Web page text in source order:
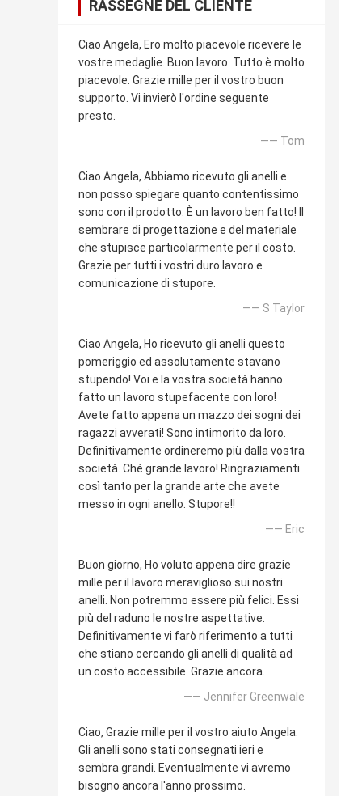
RASSEGNE DEL CLIENTE
Ciao Angela, Ero molto piacevole ricevere le
vostre medaglie. Buon lavoro. Tutto è molto
piacevole. Grazie mille per il vostro buon
supporto. Vi invierò l'ordine seguente
presto.
—— Tom
Ciao Angela, Abbiamo ricevuto gli anelli e
non posso spiegare quanto contentissimo
sono con il prodotto. È un lavoro ben fatto! Il
sembrare di progettazione e del materiale
che stupisce particolarmente per il costo.
Grazie per tutti i vostri duro lavoro e
comunicazione di stupore.
—— S Taylor
Ciao Angela, Ho ricevuto gli anelli questo
pomeriggio ed assolutamente stavano
stupendo! Voi e la vostra società hanno
fatto un lavoro stupefacente con loro!
Avete fatto appena un mazzo dei sogni dei
ragazzi avverati! Sono intimorito da loro.
Definitivamente ordineremo più dalla vostra
società. Ché grande lavoro! Ringraziamenti
così tanto per la grande arte che avete
messo in ogni anello. Stupore!!
—— Eric
Buon giorno, Ho voluto appena dire grazie
mille per il lavoro meraviglioso sui nostri
anelli. Non potremmo essere più felici. Essi
più del raduno le nostre aspettative.
Definitivamente vi farò riferimento a tutti
che stiano cercando gli anelli di qualità ad
un costo accessibile. Grazie ancora.
—— Jennifer Greenwale
Ciao, Grazie mille per il vostro aiuto Angela.
Gli anelli sono stati consegnati ieri e
sembra grandi. Eventualmente vi avremo
bisogno ancora l'anno prossimo.